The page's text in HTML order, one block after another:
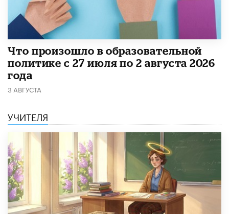
​Что произошло в образовательной
политике с 27 июля по 2 августа 2026
года
3 АВГУСТА
УЧИТЕЛЯ